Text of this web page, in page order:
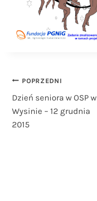
Nawigacja
wpisu
POPRZEDNI
Dzień seniora w OSP w
Wysinie – 12 grudnia
2015